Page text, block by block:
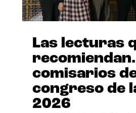
Las lecturas
comisarios
congreso de
2026